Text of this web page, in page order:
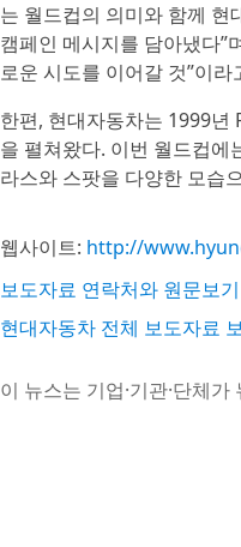
는 월드컵의 의미와 함께 현
캠페인 메시지를 담아냈다”
로운 시도를 이어갈 것”이라
한편, 현대자동차는 1999년
을 펼쳐왔다. 이번 월드컵
라스와 스팟을 다양한 모습
웹사이트: http://
보도자료 연락처와 원문보
현대자동차 전체 보도자료
이 뉴스는 기업·기관·단체